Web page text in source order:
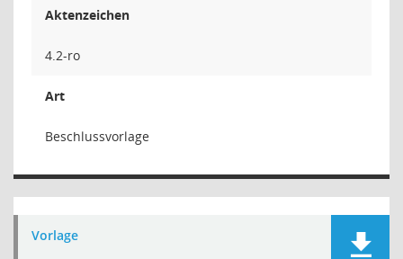
Aktenzeichen
4.2-ro
Art
Beschlussvorlage
Vorlage